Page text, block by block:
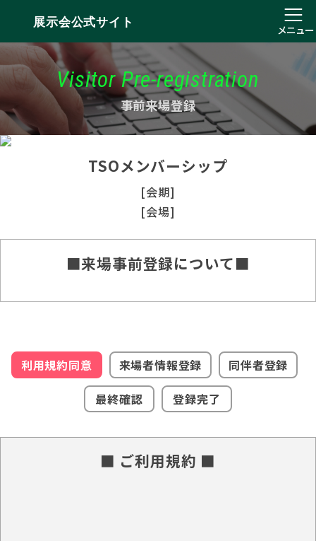
展示会公式サイト
メニュー
Visitor Pre-registration
事前来場登録
TSOメンバーシップ
[会期]
[会場]
■来場事前登録について■
利用規約同意 来場者情報登録
同伴者登録
最終確認
登録完了
■ ご利用規約 ■